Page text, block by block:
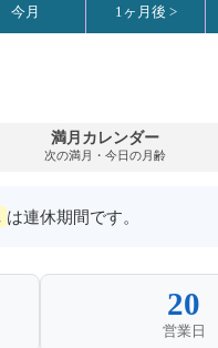
今月 1ヶ月後 >
満月カレンダー
次の満月・今日の月齢
は連休期間です。
20
営業日